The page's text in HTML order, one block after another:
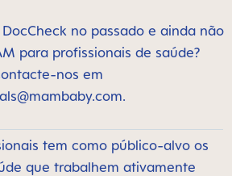
no passado e ainda não
para profissionais de saúde?
nos em
.
tem como público-alvo os
que trabalhem ativamente